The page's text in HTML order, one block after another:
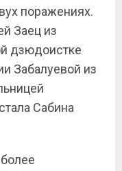
поражениях.
Заец из
дзюдоистке
Забалуевой из
Сабина